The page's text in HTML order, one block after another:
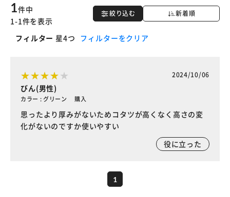
絞り込む 新着順
1件中
1-1件を表示
フィルター 星4つ フィルターをクリア
2024/10/06
びん(男性)
カラー : グリーン 購入
思ったより厚みがないためコタツが高くなく高さの変
化がないのですか使いやすい
役に立った
1